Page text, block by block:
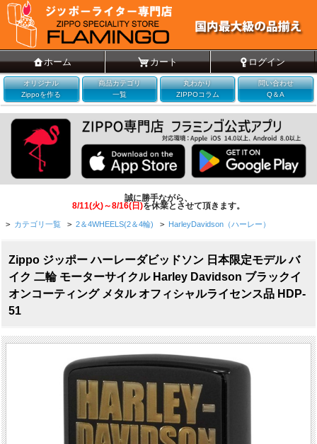
ホーム カート ログイン
オリジナル
Zippoを作る
商品カテゴリ
一覧
丸わかり
ZIPPOコラム
問い合わせ
Q＆A
誠に勝手ながら、
8/11(火)～8/16(日)を休業とさせて頂きます。
> カテゴリ一覧 > 2＆4WHEELS(2＆4輪) > HarleyDavidson（ハーレー）
Zippo ジッポー ハーレーダビッドソン 日本限定モデル バ
イク 二輪 モーターサイクル Harley Davidson ブラックイ
オンコーティング メタル オフィシャルライセンス品 HDP-
51